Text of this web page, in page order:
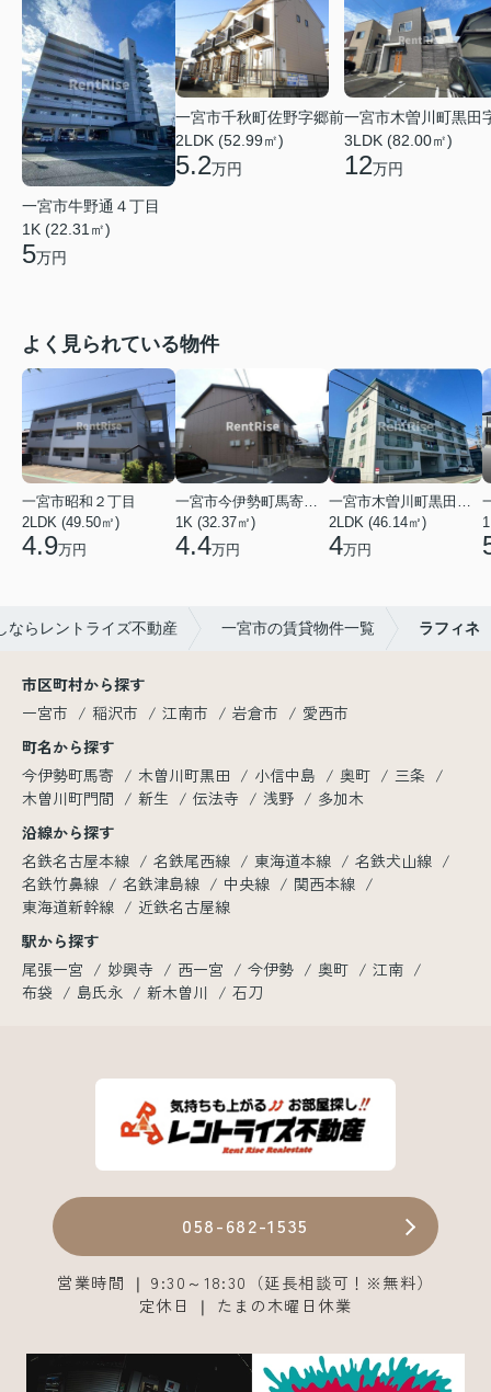
一宮市牛野通４丁目
1K (22.31㎡)
5万円
一宮市千秋町佐野字郷前
2LDK (52.99㎡)
5.2万円
一宮市木曽川町黒田
3LDK (82.00㎡)
12万円
よく見られている物件
一宮市昭和２丁目
2LDK (49.50㎡)
4.9万円
一宮市今伊勢町馬寄字福塚前
1K (32.37㎡)
4.4万円
一宮市木曽川町黒田五ノ通り
2LDK (46.14㎡)
4万円
ならレントライズ不動産 一宮市の賃貸物件一覧 ラフィネ
市区町村から探す
一宮市
稲沢市 江南市 岩倉市
愛西市
町名から探す
今伊勢町馬寄
木曽川町黒田 小信中島 奥町
三条
木曽川町門間
新生 伝法寺 浅野
多加木
沿線から探す
名鉄名古屋本線
名鉄尾西線 東海道本線
名鉄犬山線
名鉄竹鼻線
名鉄津島線 中央線
関西本線
東海道新幹線
近鉄名古屋線
駅から探す
尾張一宮
妙興寺 西一宮 今伊勢 奥町
江南
布袋
島氏永 新木曽川 石刀
058-682-1535
営業時間 ❘ 9:30～18:30（延長相談可！※無料）
定休日 ❘ たまの木曜日休業